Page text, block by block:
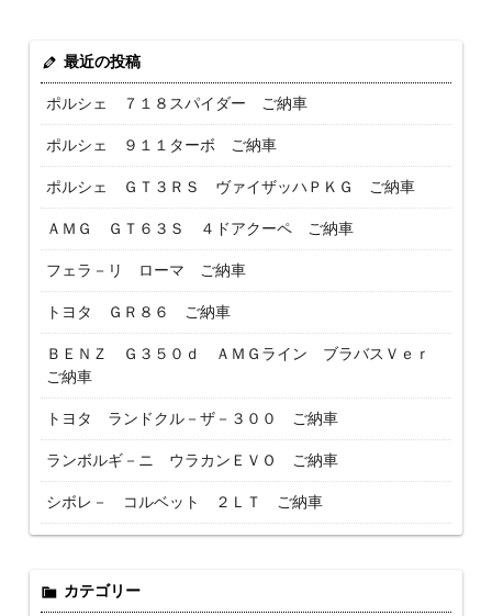
最近の投稿
ポルシェ ７１８スパイダー ご納車
ポルシェ ９１１ターボ ご納車
ポルシェ ＧＴ３ＲＳ ヴァイザッハＰＫＧ ご納車
ＡＭＧ ＧＴ６３Ｓ ４ドアクーペ ご納車
フェラ－リ ローマ ご納車
トヨタ ＧＲ８６ ご納車
ＢＥＮＺ Ｇ３５０ｄ ＡＭＧライン ブラバスＶｅｒ
ご納車
トヨタ ランドクル－ザ－３００ ご納車
ランボルギ－ニ ウラカンＥＶＯ ご納車
シボレ－ コルベット ２ＬＴ ご納車
カテゴリー